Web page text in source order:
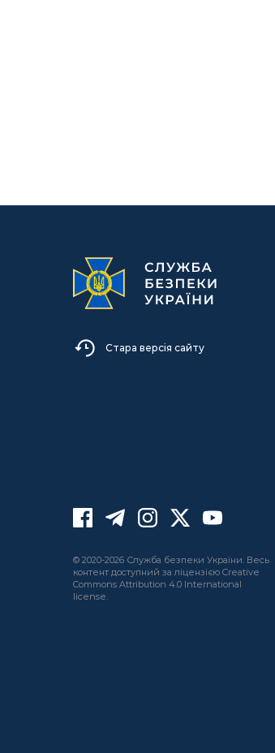
Стара версія сайту
© 2020-2026 Служба безпеки України. Весь
контент доступний за ліцензією Creative
Commons Attribution 4.0 International
license.